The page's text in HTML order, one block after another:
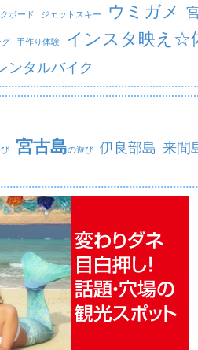
ボード ジェットスキー ウミガメ
グ 手作り体験
インスタ映え☆
ンタルバイク
宮古島の遊び 伊良部島 来間